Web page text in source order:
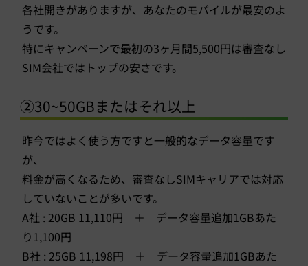
各社開きがありますが、あなたのモバイルが最安のよ
うです。
特にキャンペーンで最初の3ヶ月間5,500円は審査なし
SIM会社ではトップの安さです。
②30~50GBまたはそれ以上
昨今ではよく使う方ですと一般的なデータ容量です
が、
料金が高くなるため、審査なしSIMキャリアでは対応
していないことが多いです。
A社 : 20GB 11,110円 ＋ データ容量追加1GBあた
り1,100円
B社 : 25GB 11,198円 ＋ データ容量追加1GBあた